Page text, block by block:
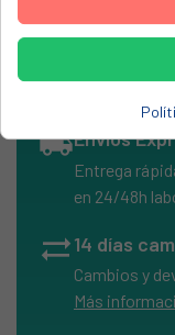
local_shippingEnvíos
Entrega
en 24/48h
sync_alt14 días
Cambios y
Más